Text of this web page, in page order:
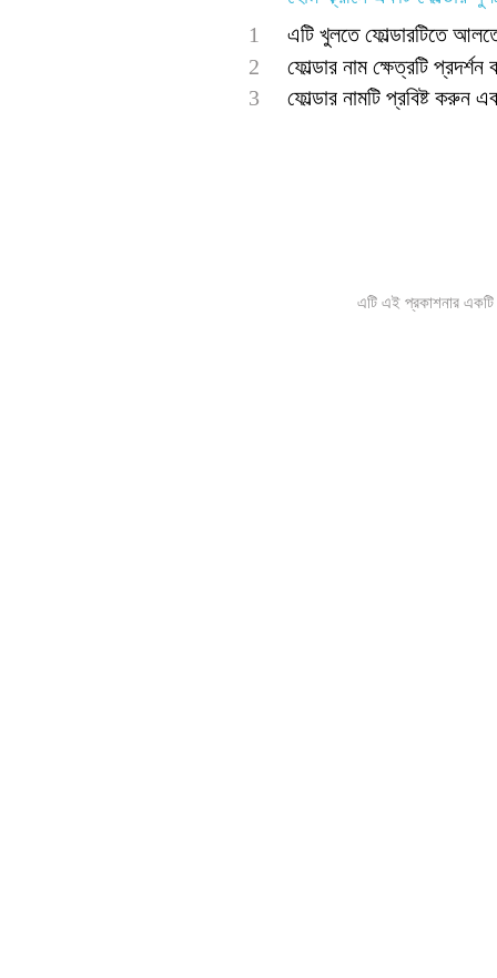
1
এটি খুলতে ফোল্ডারটিতে
2
ফোল্ডার নাম ক্ষেত্রটি
3
ফোল্ডার নামটি প্রবিষ্ট করুন
এটি এই প্রকাশনার